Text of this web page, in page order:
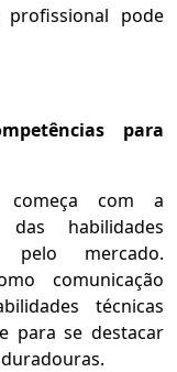
pode
para
começa com a
habilidades
pelo mercado.
comunicação
técnicas
para se destacar